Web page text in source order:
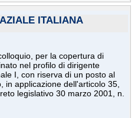
ITALIANA
per la copertura di
nel profilo di dirigente
I, con riserva di un posto al
in applicazione dell'articolo 35,
legislativo 30 marzo 2001, n.